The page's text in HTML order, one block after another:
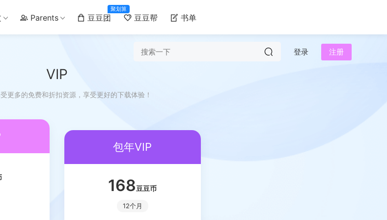
Parents 豆豆团
聚划算
豆豆帮 书单
登录 注册
VIP
更多的免费和折扣资源，享受更好的下载体验！
包年VIP
168豆豆币
12个月